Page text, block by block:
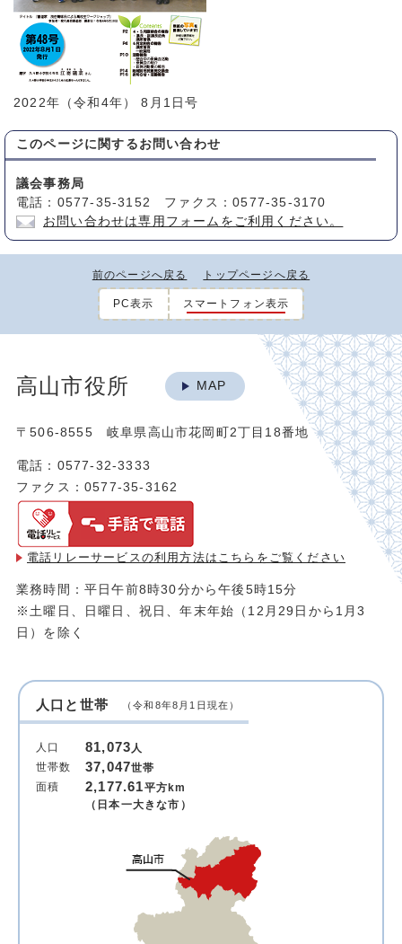
2022年（令和4年） 8月1日号
このページに関する お問い合わせ
議会事務局
電話：0577-35-3152 ファクス：0577-35-3170
お問い合わせは専用フォームをご利用ください。
前のページへ戻る トップページへ戻る
PC表示 スマートフォン表示
高山市役所 MAP
〒506-8555 岐阜県高山市花岡町2丁目18番地
電話：0577-32-3333
ファクス：0577-35-3162
電話リレーサービスの利用方法は こちらをご覧ください
業務時間：平日午前8時30分から午後5時15分
※土曜日、日曜日、祝日、年末年始（12月29日から1月3
日）を除く
人口と世帯 （令和8年8月1日現在）
人口 81,073人
世帯数
37,047世帯
面積
2,177.61平方km
（日本一大きな市）